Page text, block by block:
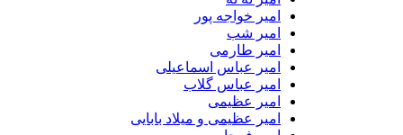
امیر خواجه پور
امیر شب
امیر طارمی
امیر عباس اسماعیلی
امیر عباس گلاب
امیر عظیمی
امیر عظیمی و میلاد بابایی